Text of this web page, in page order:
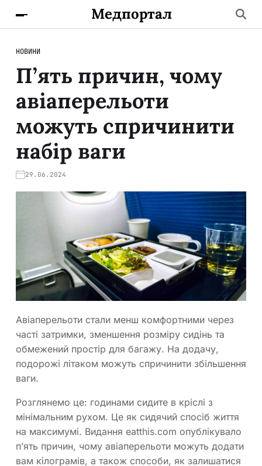
Медпортал
НОВИНИ
П’ять причин, чому
авіаперельоти
можуть спричинити
набір ваги
29.06.2024
Авіаперельоти стали менш комфортними через
часті затримки, зменшення розміру сидінь та
обмежений простір для багажу. На додачу,
подорожі літаком можуть спричинити збільшення
ваги.
Розглянемо це: годинами сидите в кріслі з
мінімальним рухом. Це як сидячий спосіб життя
на максимумі. Видання eatthis.com опублікувало
п’ять причин, чому авіаперельоти можуть додати
вам кілограмів, а також способи, як залишатися